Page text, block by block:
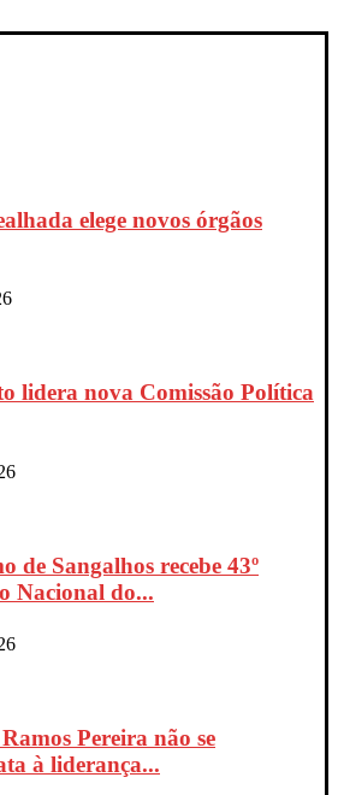
elege novos órgãos
lidera nova Comissão Política
de Sangalhos recebe 43º
Nacional do...
Pereira não se
à liderança...